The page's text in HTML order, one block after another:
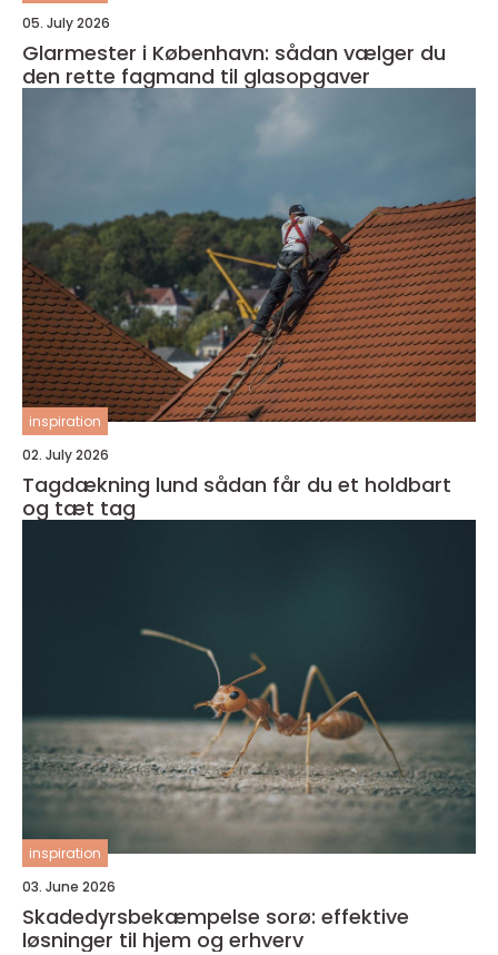
05. July 2026
Glarmester i København: sådan vælger du
den rette fagmand til glasopgaver
inspiration
02. July 2026
Tagdækning lund sådan får du et holdbart
og tæt tag
inspiration
03. June 2026
Skadedyrsbekæmpelse sorø: effektive
løsninger til hjem og erhverv